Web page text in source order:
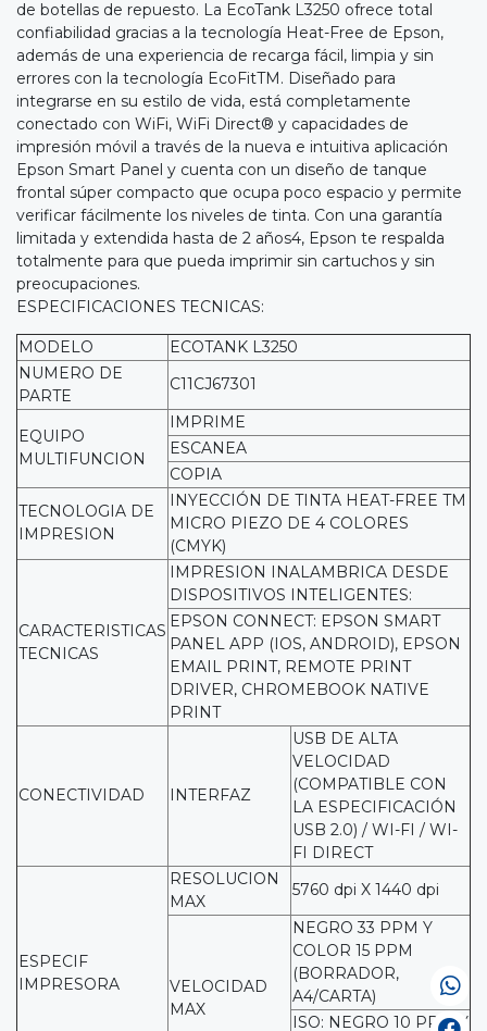
de botellas de repuesto. La EcoTank L3250 ofrece total
confiabilidad gracias a la tecnología Heat-Free de Epson,
además de una experiencia de recarga fácil, limpia y sin
errores con la tecnología EcoFitTM. Diseñado para
integrarse en su estilo de vida, está completamente
conectado con WiFi, WiFi Direct® y capacidades de
impresión móvil a través de la nueva e intuitiva aplicación
Epson Smart Panel y cuenta con un diseño de tanque
frontal súper compacto que ocupa poco espacio y permite
verificar fácilmente los niveles de tinta. Con una garantía
limitada y extendida hasta de 2 años4, Epson te respalda
totalmente para que pueda imprimir sin cartuchos y sin
preocupaciones.
ESPECIFICACIONES TECNICAS:
MODELO
ECOTANK L3250
NUMERO DE
PARTE
C11CJ67301
EQUIPO
MULTIFUNCION
IMPRIME
ESCANEA
COPIA
TECNOLOGIA DE
IMPRESION
INYECCIÓN DE TINTA HEAT-FREE TM
MICRO PIEZO DE 4 COLORES
(CMYK)
CARACTERISTICAS
TECNICAS
IMPRESION INALAMBRICA DESDE
DISPOSITIVOS INTELIGENTES:
EPSON CONNECT: EPSON SMART
PANEL APP (IOS, ANDROID), EPSON
EMAIL PRINT, REMOTE PRINT
DRIVER, CHROMEBOOK NATIVE
PRINT
CONECTIVIDAD INTERFAZ
USB DE ALTA
VELOCIDAD
(COMPATIBLE CON
LA ESPECIFICACIÓN
USB 2.0) / WI-FI / WI-
FI DIRECT
ESPECIF
IMPRESORA
RESOLUCION
MAX
5760 dpi X 1440 dpi
VELOCIDAD
MAX
NEGRO 33 PPM Y
COLOR 15 PPM
(BORRADOR,
A4/CARTA)
ISO: NEGRO 10 PPM Y